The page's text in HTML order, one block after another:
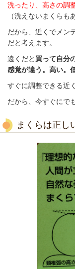
洗ったり、高さの調
（洗えないまくらも
だから、近くでメン
だと考えます。
遠くだと 買って自分
感覚が違う。高い。
すぐに調整できる近
だから、今すぐにで
まくらは正し